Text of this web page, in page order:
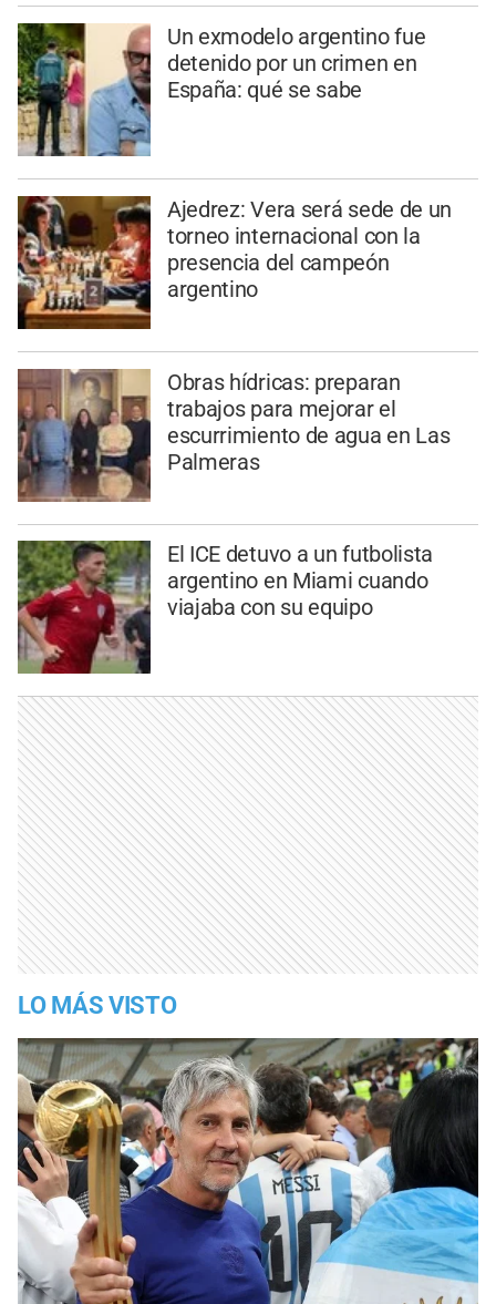
Un exmodelo argentino fue
detenido por un crimen en
España: qué se sabe
Ajedrez: Vera será sede de un
torneo internacional con la
presencia del campeón
argentino
Obras hídricas: preparan
trabajos para mejorar el
escurrimiento de agua en Las
Palmeras
El ICE detuvo a un futbolista
argentino en Miami cuando
viajaba con su equipo
LO MÁS VISTO